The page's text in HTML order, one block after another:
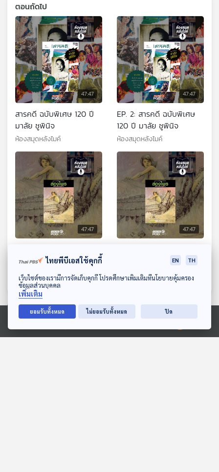
ดาวน์โหลด Thai PBS Podcast Application
Ⓒ 2020 องค์การกระจายเสียงและแพร่ภาพสาธารณะแห่งประเทศไทย
ตอนถัดไป
47:47
สารคดี ฉบับพิเศษ 120 ปี
มาลัย ชูพินิจ
ห้องสมุดหลังไมค์
47:47
EP. 2: สารคดี ฉบับพิเศษ
120 ปี มาลัย ชูพินิจ
ห้องสมุดหลังไมค์
47:47
คนสุดท้าย
ห้องสมุดหลังไมค์
47:47
ห้องสมุดหลังไมค์
ตอนที่เกี่ยวข้อง
ไทยพีบีเอสใช้คุกกี้ EN TH
เว็บไซต์ของเรามีการจัดเก็บคุกกี้ โปรดศึกษาเพิ่มเติมที่นโยบายคุ้มครอง
ข้อมูลส่วนบุคคล
เพิ่มเติม
ยอมรับทั้งหมด ไม่ยอมรับทั้งหมด ปิด